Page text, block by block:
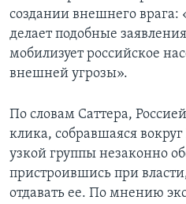
создании внешнего врага:
делает подобные
мобилизует российское
внешней угрозы».
По словам Саттера,
клика, собравшаяся
узкой группы незаконно
пристроившись при
отдавать ее. По мнению